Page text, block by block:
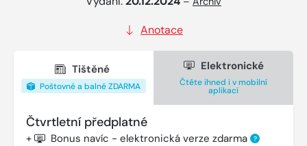
Anotace
Tištěné
Poštovné a balné ZDARMA
Elektronické
Čtěte ihned i v mobilní
aplikaci
Čtvrtletní předplatné
+ Bonus navíc - elektronická verze zdarma ?